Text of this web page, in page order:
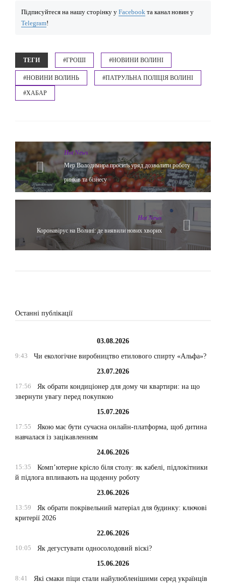
Підписуйтеся на нашу сторінку у Facebook та канал новин у
Telegram!
ТЕГИ #ГРОШІ #НОВИНИ ВОЛИНІ
#НОВИНИ ВОЛИНЬ #ПАТРУЛЬНА ПОЛІЦІЯ ВОЛИНІ
#ХАБАР
Hot News
Мер Володимира просить уряд дозволити роботу
ринків та бізнесу
Hot News
Коронавірус на Волині: де виявили нових хворих
Останні публікації
03.08.2026
9:43
Чи екологічне виробництво етилового спирту «Альфа»?
23.07.2026
17:56
Як обрати кондиціонер для дому чи квартири: на що
звернути увагу перед покупкою
15.07.2026
17:55
Якою має бути сучасна онлайн-платформа, щоб дитина
навчалася із зацікавленням
24.06.2026
15:35
Комп’ютерне крісло біля столу: як кабелі, підлокітники
й підлога впливають на щоденну роботу
23.06.2026
13:59
Як обрати покрівельний матеріал для будинку: ключові
критерії 2026
22.06.2026
10:05
Як дегустувати односолодовий віскі?
15.06.2026
8:41
Які смаки піци стали найулюбленішими серед українців